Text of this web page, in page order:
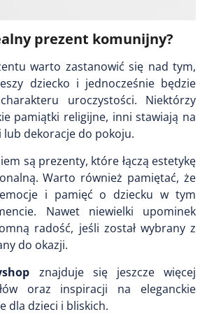
prezent komunijny?
warto zastanowić się nad tym,
dziecko i jednocześnie będzie
uroczystości. Niektórzy
pamiątki religijne, inni stawiają na
dekoracje do pokoju.
są prezenty, które łączą estetykę
Warto również pamiętać, że
i pamięć o dziecku w tym
Nawet niewielki upominek
radość, jeśli został wybrany z
do okazji.
znajduje się jeszcze więcej
oraz inspiracji na eleganckie
dla dzieci i bliskich.